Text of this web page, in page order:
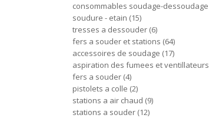
consommables soudage-dessoudage
soudure - etain 15
tresses a dessouder 6
fers a souder et stations 64
accessoires de soudage 17
aspiration des fumees et ventillateurs
fers a souder 4
pistolets a colle 2
stations a air chaud 9
stations a souder 12